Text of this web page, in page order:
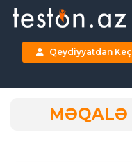
Qeydiyyatdan Keç
MƏQALƏ